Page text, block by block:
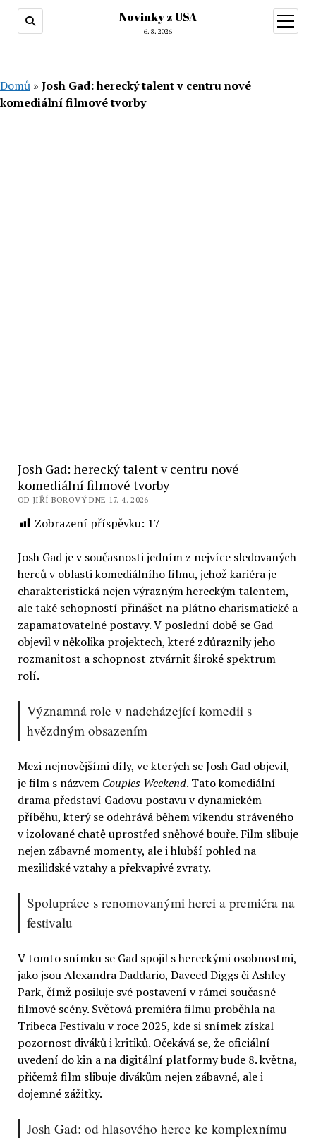
Novinky z USA
6. 8. 2026
otevřít
menu
Domů » Josh Gad: herecký talent v centru nové
komediální filmové tvorby
Josh Gad: herecký talent v centru nové
komediální filmové tvorby
OD JIŘÍ BOROVÝ DNE 17. 4. 2026
Zobrazení příspěvku: 17
Josh Gad je v současnosti jedním z nejvíce sledovaných
herců v oblasti komediálního filmu, jehož kariéra je
charakteristická nejen výrazným hereckým talentem,
ale také schopností přinášet na plátno charismatické a
zapamatovatelné postavy. V poslední době se Gad
objevil v několika projektech, které zdůraznily jeho
rozmanitost a schopnost ztvárnit široké spektrum
rolí.
Významná role v nadcházející komedii s
hvězdným obsazením
Mezi nejnovějšími díly, ve kterých se Josh Gad objevil,
je film s názvem Couples Weekend. Tato komediální
drama představí Gadovu postavu v dynamickém
příběhu, který se odehrává během víkendu stráveného
v izolované chatě uprostřed sněhové bouře. Film slibuje
nejen zábavné momenty, ale i hlubší pohled na
mezilidské vztahy a překvapivé zvraty.
Spolupráce s renomovanými herci a premiéra na
festivalu
V tomto snímku se Gad spojil s hereckými osobnostmi,
jako jsou Alexandra Daddario, Daveed Diggs či Ashley
Park, čímž posiluje své postavení v rámci současné
filmové scény. Světová premiéra filmu proběhla na
Tribeca Festivalu v roce 2025, kde si snímek získal
pozornost diváků i kritiků. Očekává se, že oficiální
uvedení do kin a na digitální platformy bude 8. května,
přičemž film slibuje divákům nejen zábavné, ale i
dojemné zážitky.
Josh Gad: od hlasového herce ke komplexnímu